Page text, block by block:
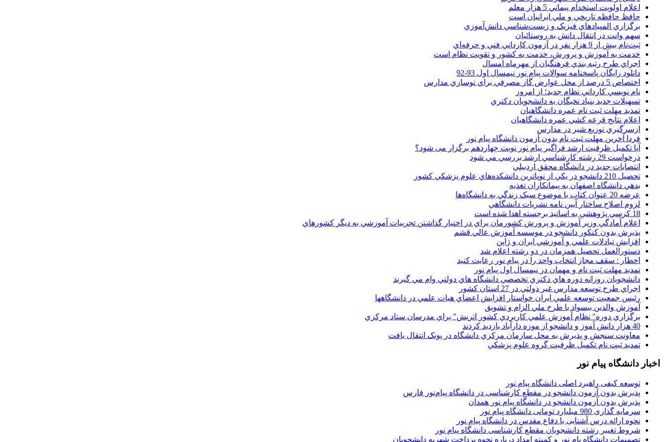
اعلام اولويت استخدام پيماني 5 هزار معلم
حافظ حافظه تاريخي و ملي ايرانيان است
برگزاري المپيادهاي فيزيک و زيست‌شناسي دانش‌آموزي
سهم وانت در انتقال دانش به روستائيان
ثبت‌نام بيش از 9 هزار نفر در آزمون کارداني فني و حرفه‌اي
خدمت به آموزش و پرورش، خدمت به کشور و تقويت نظام است
اجراي طرح رتبه بندي فرهنگيان از مهرماه امسال
دانلود رایگان پاسخنامه سوالات پیام نور نیمسال اول 93-92
اختصاص 5 درصد از محل عوارض گاز مصرفي براي نوسازي مدارس
نام نويسي کارداني نظام جديد؛ از امروز
تسهيلات جديد بنياد نخبگان به دانشجويان دکتري
تمديد مهلت ثبت نام عمره دانشگاهيان
اعلام نتايج قرعه کشي عمره دانشگاهيان
ازسرگيري توزيع شير در مدارس
فردا آخرین مهلت ثبت نام بدون آزمون دانشگاه پیام نور
آیا تکمیل ظرفیت ارشد فراگیر پیام نور نوبت چهاردهم برگزار می شود؟
درخواست 29 رشته کارشناسي ارشد بررسي مي شود
انتصابات جديد در دانشگاه محقق اردبيلي
تحصيل 210 دانشجو در يکي از نوپاترين دانشکده‌هاي علوم پزشکي کشور
بدهي دانشگاه اصفهان به پيمانکاران تغذيه
عرضه 20 عنوان کتاب با موضوع سبک زندگي به دانشگاه‌ها
لزوم اصلاح ساختار آيين نامه نشريات دانشگاهي
18 کرسي پژوهشي به اساتيد برجسته اهدا شده است
اعلام آمادگي وزير آموزش و پرورش کشورمان براي در اختيار گذاشتن تجربيات آموزشي به ديگر کشورهاي
پذيرش بدون کنکور دانشجو در موسسه آموزش عالي قشم
افزايش تبادلات علمي و آموزشي ايران و ژاپن
دستورالعمل تحصیل همزمان در دو رشته اعلام شد
اخطار : سقف مجاز انتخاب واحد را در پیام نور رعایت کنید
تمدید مهلت ثبت نام و مهمان در نیمسال اول پیام نور
دانشجويان روزانه دوره هاي دكتري تخصصي دانشگاه هاي دولتي وام مي گيرند
اجراي طرح توسعه مدارس غير دولتي در 27 استان کشور
رئيس جمعيت توسعه علمي ايران خواستار افزايش اعضاي هيات علمي در دانشگاهها
آموزش والدين بيسواد با طرح ملي الزام و تشويق
برگزاري دوره" نظام آموزش علمي كاربردي كشور اتريش" براي مدرسان ستاد مرکزي
40 هزار دانش آموز و دانشجو از موزه دارآباد بازديد کردند
معاونت سنجش و پذيرش به محل سازمان مرکزي دانشگاه در پونک انتقال يافت
تمديد ثبت نام تکميل ظرفيت گروه علوم پزشکي
اخبار دانشگاه پیام نور
توسعه کیفی راهبرد اصلی دانشگاه پیام نور
پذیرش بدون آزمون دانشجو در مقطع کارشناسی در دانشگاه پیام‌نور فارس
پذیرش بدون آزمون دانشجو در دانشگاه پیام نور همدان
سرمایه گذاری 980 میلیارد تومانی دانشگاه پیام نور
نحوه ارائه درس آشنایی با دفاع مقدس در دانشگاه پیام نور
شروط تغییر رشته دانشجویان مقطع کارشناسی دانشگاه پیام نور
تصمیمات دانشگاه یام نور و کمیته امداد درباره نحوه پرداخت شهریه دانشجویان